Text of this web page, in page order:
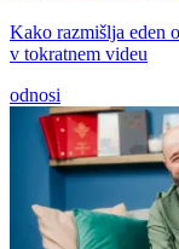
Kako razmišlja eden
v tokratnem videu
odnosi